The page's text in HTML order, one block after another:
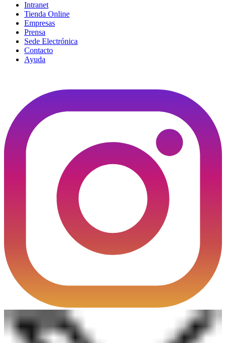
Intranet
Tienda Online
Empresas
Prensa
Sede Electrónica
Contacto
Ayuda